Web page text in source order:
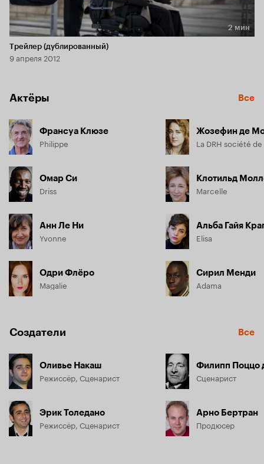
Длительность 2 мин
2 мин
Трейлер (дублированный)
9 апреля 2012
Актёры Все
Франсуа Клюзе
Philippe
Омар Си
Driss
Анн Ле Ни
Yvonne
Одри Флёро
Magalie
Жозефин де
La DRH société
Клотильд
Marcelle
Elisa
Сирил Менди
Adama
Создатели Все
Оливье Накаш
Режиссёр, Сценарист
Эрик Толедано
Режиссёр, Сценарист
Филипп Поццо
Сценарист
Арно Бертран
Продюсер